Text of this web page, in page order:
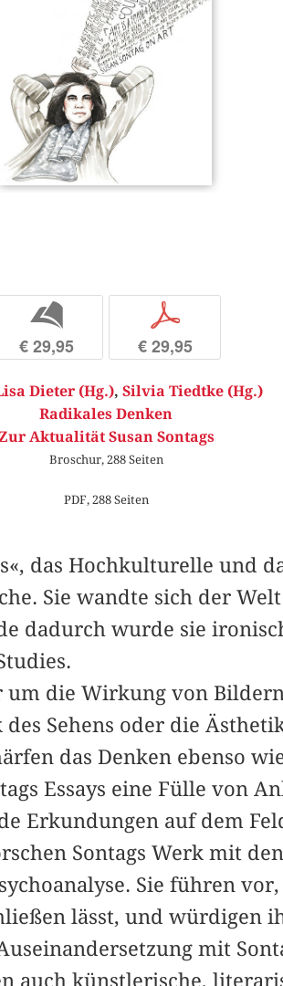
b
€ 29,95
p
€ 29,95
Dieter (Hg.), Silvia Tiedtke (Hg.)
Radikales Denken
Aktualität Susan Sontags
Broschur, 288 Seiten
PDF, 288 Seiten
das Hochkulturelle und
Sie wandte sich der
dadurch wurde sie
um die Wirkung von
Sehens oder die
das Denken ebenso
Essays eine Fülle von
Erkundungen auf dem
Sontags Werk mit
Sie führen
lässt, und würdigen
mit
auch künstlerische,